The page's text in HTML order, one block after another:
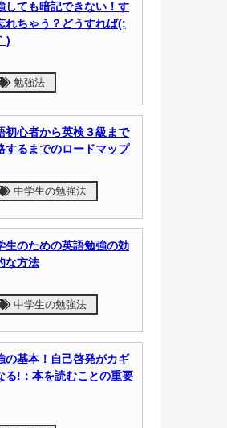
しても暗記できない！す
れちゃう？どうすれば(;
)
勉強法
初心者から英検３級まで
するまでのロードマップ
中学生の勉強法
生のための英語勉強の効
な方法
中学生の勉強法
の基本！自己啓発がカギ
る!：本を読むことの重要